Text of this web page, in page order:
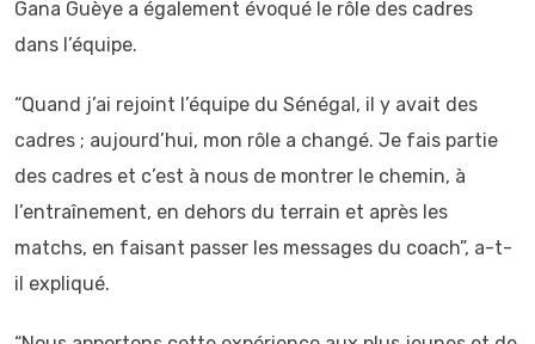
Gana Guèye a également évoqué le rôle des cadres
dans l’équipe.
“Quand j’ai rejoint l’équipe du Sénégal, il y avait des
cadres ; aujourd’hui, mon rôle a changé. Je fais partie
des cadres et c’est à nous de montrer le chemin, à
l’entraînement, en dehors du terrain et après les
matchs, en faisant passer les messages du coach”, a-t-
il expliqué.